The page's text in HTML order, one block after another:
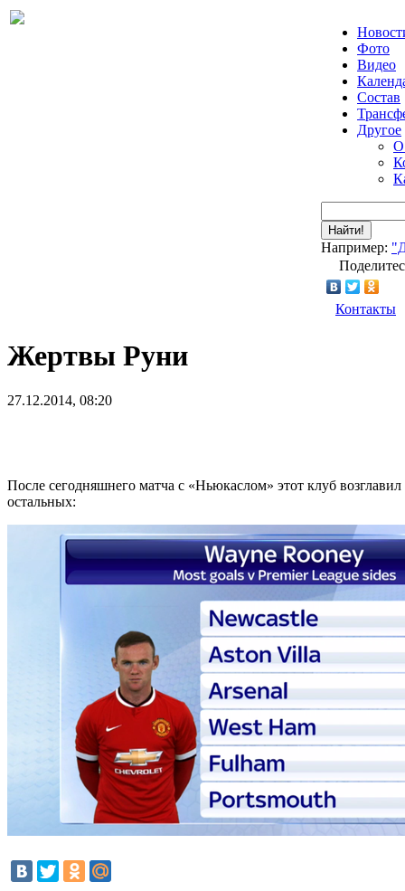
Фото
Видео
Состав
Другое
О
Найти!
Например:
Контакты
Жертвы Руни
27.12.2014, 08:20
После сегодняшнего матча с «Ньюкаслом» этот клуб
остальных: